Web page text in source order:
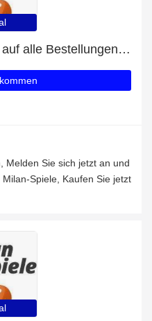
Erhalten Sie 26% Rabatt auf alle Bestellungen bei Milan-Spiele
Melden Sie sich jetzt an und
Spiele, Kaufen Sie jetzt